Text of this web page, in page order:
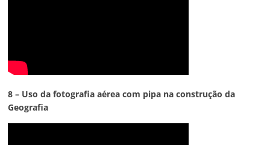
8 – Uso da fotografia aérea com pipa na construção da
Geografia